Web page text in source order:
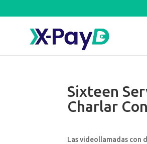
Sixteen
Charlar
Las videollamadas con